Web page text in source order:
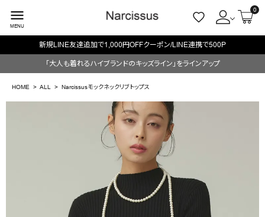
menu
MENU
0
ようこそ ゲスト 様
search
新規LINE友達追加で1,000円OFFクーポン/LINE連携で500P
「大人も着れるハイブランドのキッズライン」をラインアップ
HOME ALL Narcissusモックネックリブトップス